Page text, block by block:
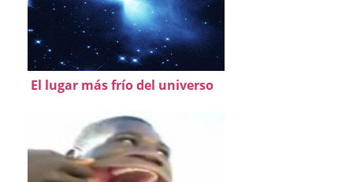
El lugar más frío del universo